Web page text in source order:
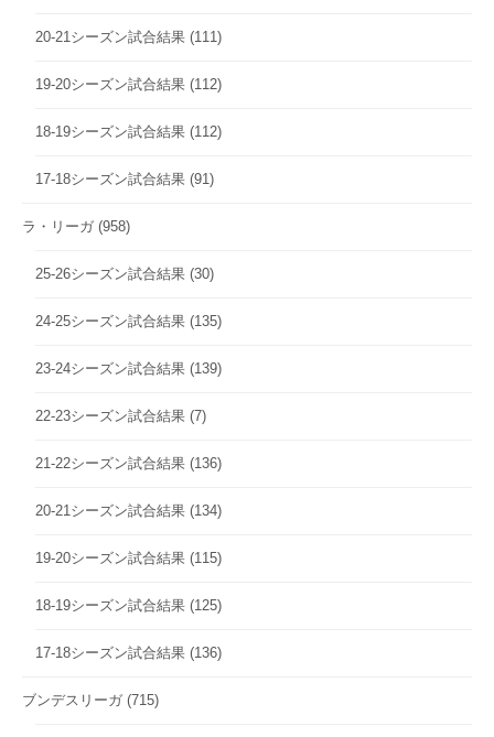
20-21シーズン試合結果 (111)
19-20シーズン試合結果 (112)
18-19シーズン試合結果 (112)
17-18シーズン試合結果 (91)
ラ・リーガ (958)
25-26シーズン試合結果 (30)
24-25シーズン試合結果 (135)
23-24シーズン試合結果 (139)
22-23シーズン試合結果 (7)
21-22シーズン試合結果 (136)
20-21シーズン試合結果 (134)
19-20シーズン試合結果 (115)
18-19シーズン試合結果 (125)
17-18シーズン試合結果 (136)
ブンデスリーガ (715)